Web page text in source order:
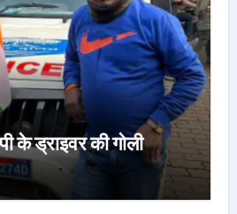
के ड्राइवर की गोली